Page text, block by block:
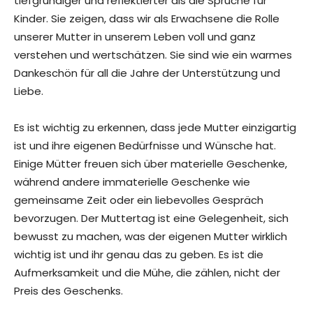
Kinder. Sie zeigen, dass wir als Erwachsene die Rolle
unserer Mutter in unserem Leben voll und ganz
verstehen und wertschätzen. Sie sind wie ein warmes
Dankeschön für all die Jahre der Unterstützung und
Liebe.
Es ist wichtig zu erkennen, dass jede Mutter einzigartig
ist und ihre eigenen Bedürfnisse und Wünsche hat.
Einige Mütter freuen sich über materielle Geschenke,
während andere immaterielle Geschenke wie
gemeinsame Zeit oder ein liebevolles Gespräch
bevorzugen. Der Muttertag ist eine Gelegenheit, sich
bewusst zu machen, was der eigenen Mutter wirklich
wichtig ist und ihr genau das zu geben. Es ist die
Aufmerksamkeit und die Mühe, die zählen, nicht der
Preis des Geschenks.